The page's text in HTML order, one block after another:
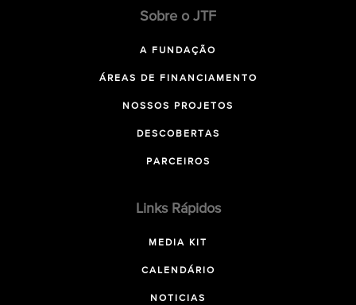
Sobre o JTF
A FUNDAÇÃO
ÁREAS DE FINANCIAMENTO
NOSSOS PROJETOS
DESCOBERTAS
PARCEIROS
Links Rápidos
MEDIA KIT
CALENDÁRIO
NOTICIAS